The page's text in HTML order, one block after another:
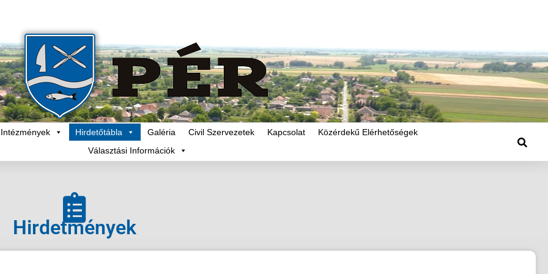
Intézmények Hirdetőtábla Galéria Civil Szervezetek Kapcsolat
Közérdekű Elérhetőségek
Választási Információk
Hirdetmények